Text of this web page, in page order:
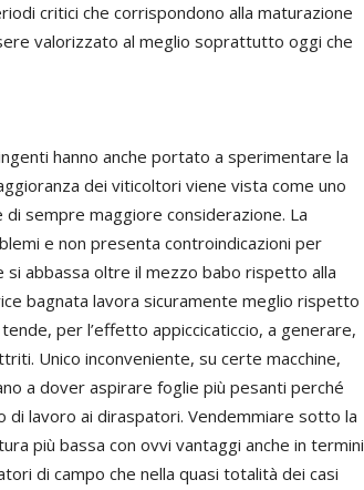
critici che corrispondono alla maturazione
valorizzato al meglio soprattutto oggi che
hanno anche portato a sperimentare la
dei viticoltori viene vista come uno
sempre maggiore considerazione. La
e non presenta controindicazioni per
si abbassa oltre il mezzo babo rispetto alla
bagnata lavora sicuramente meglio rispetto
per l’effetto appiccicaticcio, a generare,
Unico inconveniente, su certe macchine,
a dover aspirare foglie più pesanti perché
di lavoro ai diraspatori. Vendemmiare sotto la
più bassa con ovvi vantaggi anche in termini
di campo che nella quasi totalità dei casi